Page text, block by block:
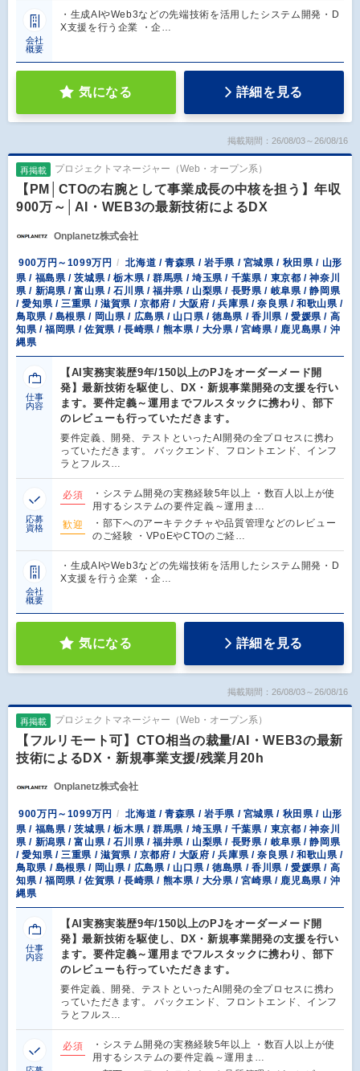
会社
概要
・生成AIやWeb3などの先端技術を活用したシステム開発・D
X支援を行う企業 ・企…
気になる 詳細を見る
掲載期間：26/08/03～26/08/16
再掲載 プロジェクトマネージャー（Web・オープン系）
【PM│CTOの右腕として事業成長の中核を担う】年収
900万～│AI・WEB3の最新技術によるDX
Onplanetz株式会社
900万円～1099万円
北海道 / 青森県 / 岩手県 / 宮城県 / 秋田県 / 山形
県 / 福島県 / 茨城県 / 栃木県 / 群馬県 / 埼玉県 / 千葉県 / 東京都 / 神奈川
県 / 新潟県 / 富山県 / 石川県 / 福井県 / 山梨県 / 長野県 / 岐阜県 / 静岡県
/ 愛知県 / 三重県 / 滋賀県 / 京都府 / 大阪府 / 兵庫県 / 奈良県 / 和歌山県 /
鳥取県 / 島根県 / 岡山県 / 広島県 / 山口県 / 徳島県 / 香川県 / 愛媛県 / 高
知県 / 福岡県 / 佐賀県 / 長崎県 / 熊本県 / 大分県 / 宮崎県 / 鹿児島県 / 沖
縄県
仕事
内容
【AI実務実装歴9年/150以上のPJをオーダーメード開
発】最新技術を駆使し、DX・新規事業開発の支援を行い
ます。要件定義～運用までフルスタックに携わり、部下
のレビューも行っていただきます。
要件定義、開発、テストといったAI開発の全プロセスに携わ
っていただきます。 バックエンド、フロントエンド、インフ
ラとフルス…
応募
資格
必須
・システム開発の実務経験5年以上 ・数百人以上が使
用するシステムの要件定義～運用ま…
歓迎
・部下へのアーキテクチャや品質管理などのレビュー
のご経験 ・VPoEやCTOのご経…
会社
概要
・生成AIやWeb3などの先端技術を活用したシステム開発・D
X支援を行う企業 ・企…
気になる 詳細を見る
掲載期間：26/08/03～26/08/16
再掲載 プロジェクトマネージャー（Web・オープン系）
【フルリモート可】CTO相当の裁量/AI・WEB3の最新
技術によるDX・新規事業支援/残業月20h
Onplanetz株式会社
900万円～1099万円
北海道 / 青森県 / 岩手県 / 宮城県 / 秋田県 / 山形
県 / 福島県 / 茨城県 / 栃木県 / 群馬県 / 埼玉県 / 千葉県 / 東京都 / 神奈川
県 / 新潟県 / 富山県 / 石川県 / 福井県 / 山梨県 / 長野県 / 岐阜県 / 静岡県
/ 愛知県 / 三重県 / 滋賀県 / 京都府 / 大阪府 / 兵庫県 / 奈良県 / 和歌山県 /
鳥取県 / 島根県 / 岡山県 / 広島県 / 山口県 / 徳島県 / 香川県 / 愛媛県 / 高
知県 / 福岡県 / 佐賀県 / 長崎県 / 熊本県 / 大分県 / 宮崎県 / 鹿児島県 / 沖
縄県
仕事
内容
【AI実務実装歴9年/150以上のPJをオーダーメード開
発】最新技術を駆使し、DX・新規事業開発の支援を行い
ます。要件定義～運用までフルスタックに携わり、部下
のレビューも行っていただきます。
要件定義、開発、テストといったAI開発の全プロセスに携わ
っていただきます。 バックエンド、フロントエンド、インフ
ラとフルス…
必須
・システム開発の実務経験5年以上 ・数百人以上が使
用するシステムの要件定義～運用ま…